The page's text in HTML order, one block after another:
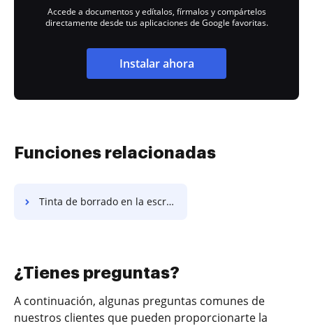
Accede a documentos y edítalos, fírmalos y compártelos
directamente desde tus aplicaciones de Google favoritas.
Instalar ahora
Funciones relacionadas
Tinta de borrado en la escritura hipotecaria
¿Tienes preguntas?
A continuación, algunas preguntas comunes de
nuestros clientes que pueden proporcionarte la